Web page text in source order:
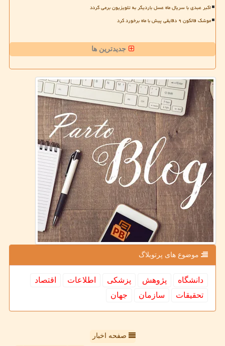
اکبر عبدی با سریال ماه عسل باردیگر به تلویزیون برمی گردد
موشک فالکون ۹ دقایقی پیش با ماه برخورد کرد
جدیدترین ها
موضوع های پرتوبلاگ
دانشگاه پژوهش پزشكی اطلاعات
اقتصاد
تحقیقات
سازمان جهان
صفحه اخبار